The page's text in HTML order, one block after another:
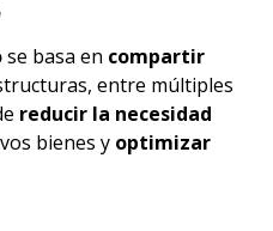
se basa en compartir
entre múltiples
reducir la necesidad
bienes y optimizar